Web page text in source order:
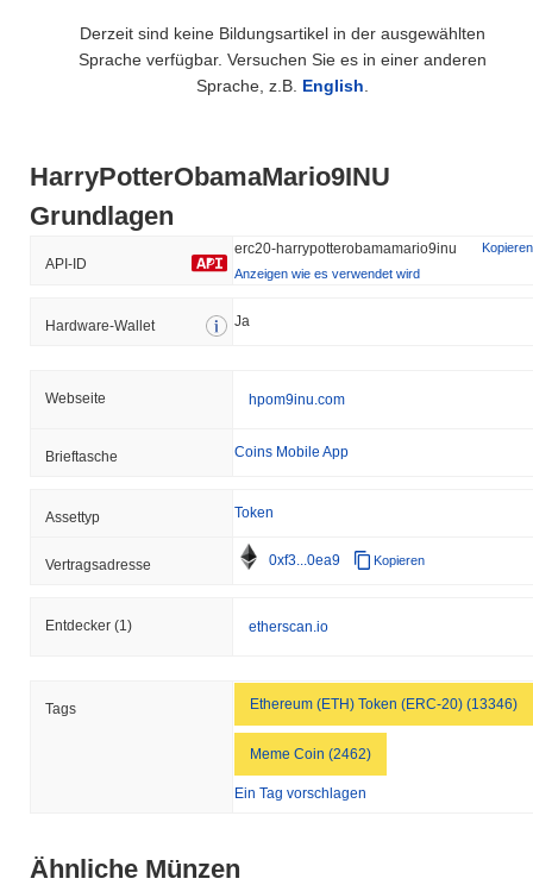
Derzeit sind keine Bildungsartikel in der ausgewählten
Sprache verfügbar. Versuchen Sie es in einer anderen
Sprache, z.B. English
HarryPotterObamaMario9INU
Grundlagen
API-ID
erc20-harrypotterobamamario9inu
Kopieren
Anzeigen wie es verwendet wird
Hardware-Wallet Ja
Webseite hpom9inu.com
Brieftasche Coins Mobile App
Assettyp Token
Vertragsadresse 0xf3...0ea9 Kopieren
Entdecker (1) etherscan.io
Tags Ethereum (ETH) Token (ERC-20) (13346)
Meme Coin (2462)
Ein Tag vorschlagen
Ähnliche Münzen